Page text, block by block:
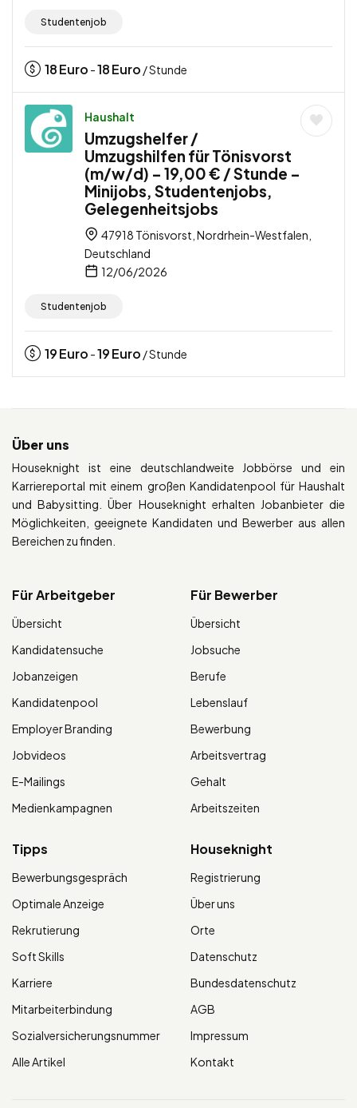
Studentenjob
18Euro -18Euro / Stunde
Haushalt
Umzugshelfer /
Umzugshilfen für Tönisvorst
(m/w/d) – 19,00 € / Stunde –
Minijobs, Studentenjobs,
Gelegenheitsjobs
47918 Tönisvorst, Nordrhein-Westfalen,
Deutschland
12/06/2026
Studentenjob
19Euro -19Euro / Stunde
Über uns
Houseknight ist eine deutschlandweite Jobbörse und ein
Karriereportal mit einem großen Kandidatenpool für Haushalt
und Babysitting. Über Houseknight erhalten Jobanbieter die
Möglichkeiten, geeignete Kandidaten und Bewerber aus allen
Bereichen zu finden.
Für Arbeitgeber
Übersicht
Kandidatensuche
Jobanzeigen
Kandidatenpool
Employer Branding
Jobvideos
E-Mailings
Medienkampagnen
Für Bewerber
Übersicht
Jobsuche
Berufe
Lebenslauf
Bewerbung
Arbeitsvertrag
Gehalt
Arbeitszeiten
Tipps
Bewerbungsgespräch
Optimale Anzeige
Rekrutierung
Soft Skills
Karriere
Mitarbeiterbindung
Sozialversicherungsnummer
Alle Artikel
Houseknight
Registrierung
Über uns
Orte
Datenschutz
Bundesdatenschutz
AGB
Impressum
Kontakt